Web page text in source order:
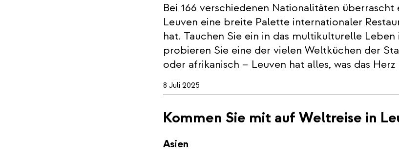
Bei 166 verschiedenen Nationalitäten überrascht
Leuven eine breite Palette internationaler
hat. Tauchen Sie ein in das multikulturelle Leben
probieren Sie eine der vielen Weltküchen der
oder afrikanisch – Leuven hat alles, was das
8 Juli 2025
Kommen Sie mit auf Weltreise in
Asien